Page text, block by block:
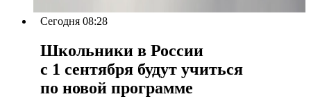
Сегодня 08:28
Школьники в России
с 1 сентября будут учиться
по новой программе